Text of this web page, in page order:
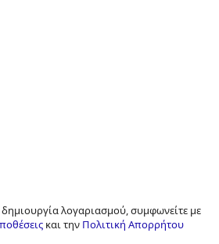
λογαριασμού, συμφωνείτε με
και την Πολιτική Απορρήτου